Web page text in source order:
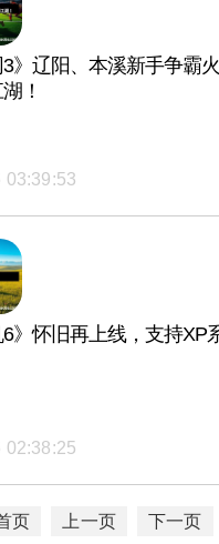
》辽阳、本溪新手争霸
！
03:39:53
6》怀旧再上线，支持XP
02:38:25
页 上一页 下一页